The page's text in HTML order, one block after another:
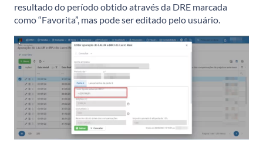
resultado do período obtido através da DRE marcada
como “Favorita”, mas pode ser editado pelo usuário.